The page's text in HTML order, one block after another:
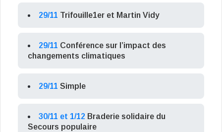
29/11 Trifouille1er et Martin Vidy
29/11 Conférence sur l’impact des
changements climatiques
29/11 Simple
30/11 et 1/12 Braderie solidaire du
Secours populaire